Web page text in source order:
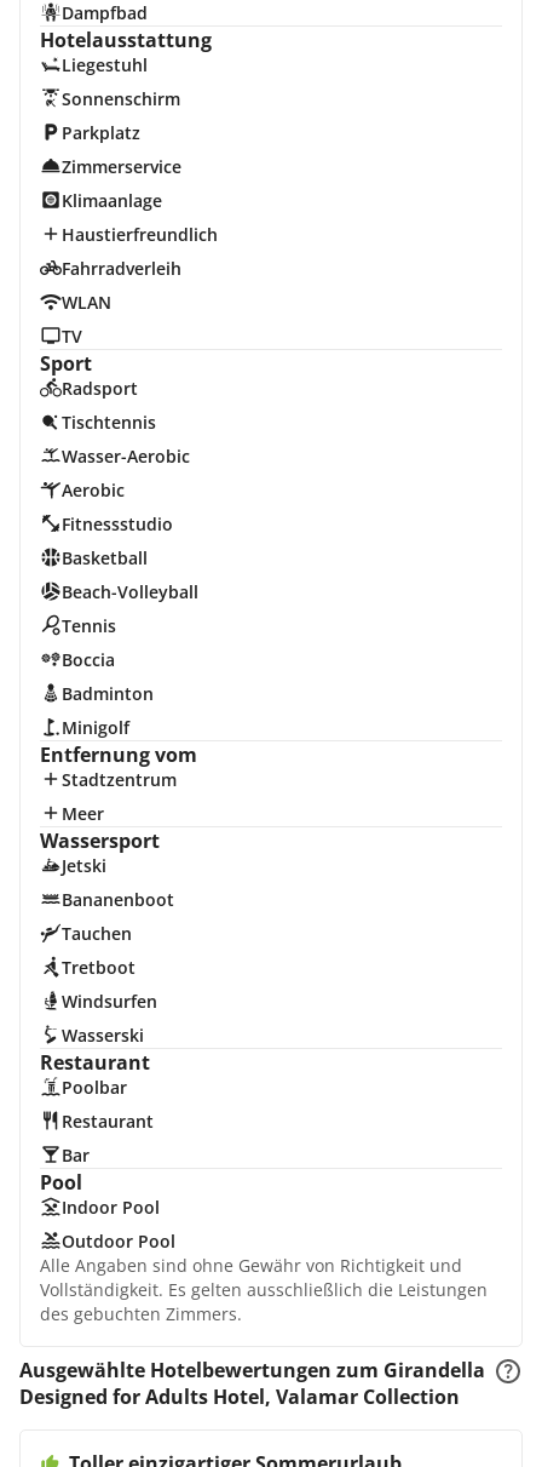
Dampfbad
Hotelausstattung
Liegestuhl
Sonnenschirm
Parkplatz
Zimmerservice
Klimaanlage
Haustierfreundlich
Fahrradverleih
WLAN
TV
Sport
Radsport
Tischtennis
Wasser-Aerobic
Aerobic
Fitnessstudio
Basketball
Beach-Volleyball
Tennis
Boccia
Badminton
Minigolf
Entfernung vom
Stadtzentrum
Meer
Wassersport
Jetski
Bananenboot
Tauchen
Tretboot
Windsurfen
Wasserski
Restaurant
Poolbar
Restaurant
Bar
Pool
Indoor Pool
Outdoor Pool
Alle Angaben sind ohne Gewähr von Richtigkeit und
Vollständigkeit. Es gelten ausschließlich die Leistungen
des gebuchten Zimmers.
Ausgewählte Hotelbewertungen zum Girandella
Designed for Adults Hotel, Valamar Collection